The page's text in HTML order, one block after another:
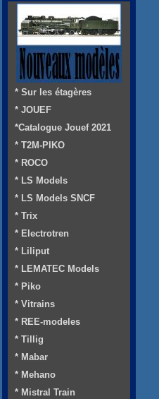
* Sur les étagères
* JOUEF
*Catalogue Jouef 2021
* T2M-PIKO
* ROCO
* LS Models
* LS Models SNCF
* Trix
* Electrotren
* Liliput
* LEMATEC Models
* Piko
* Vitrains
* REE-modeles
* Tillig
* Mabar
* Mehano
* Mistral Train